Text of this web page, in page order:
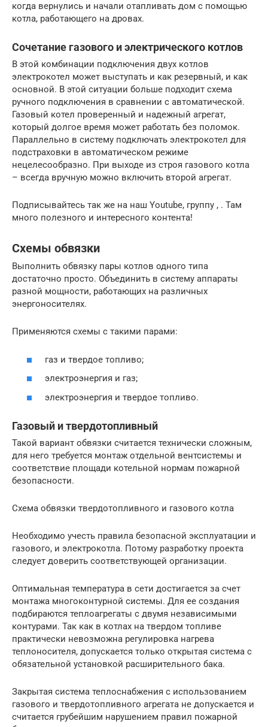
когда вернулись и начали отапливать дом с помощью
котла, работающего на дровах.
Сочетание газового и электрического котлов
В этой комбинации подключения двух котлов
электрокотел может выступать и как резервный, и как
основной. В этой ситуации больше подходит схема
ручного подключения в сравнении с автоматической.
Газовый котел проверенный и надежный агрегат,
который долгое время может работать без поломок.
Параллельно в систему подключать электрокотел для
подстраховки в автоматическом режиме
нецелесообразно. При выходе из строя газового котла
– всегда вручную можно включить второй агрегат.
Подписывайтесь так же на наш Youtube, группу , . Там
много полезного и интересного контента!
Схемы обвязки
Выполнить обвязку пары котлов одного типа
достаточно просто. Объединить в систему аппараты
разной мощности, работающих на различных
энергоносителях.
Применяются схемы с такими парами:
газ и твердое топливо;
электроэнергия и газ;
электроэнергия и твердое топливо.
Газовый и твердотопливный
Такой вариант обвязки считается технически сложным,
для него требуется монтаж отдельной вентсистемы и
соответствие площади котельной нормам пожарной
безопасности.
Схема обвязки твердотопливного и газового котла
Необходимо учесть правила безопасной эксплуатации и
газового, и электрокотла. Потому разработку проекта
следует доверить соответствующей организации.
Оптимальная температура в сети достигается за счет
монтажа многоконтурной системы. Для ее создания
подбираются теплоагрегаты с двумя независимыми
контурами. Так как в котлах на твердом топливе
практически невозможна регулировка нагрева
теплоносителя, допускается только открытая система с
обязательной установкой расширительного бака.
Закрытая система теплоснабжения с использованием
газового и твердотопливного агрегата не допускается и
считается грубейшим нарушением правил пожарной